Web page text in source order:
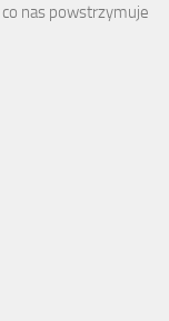
nas powstrzymuje